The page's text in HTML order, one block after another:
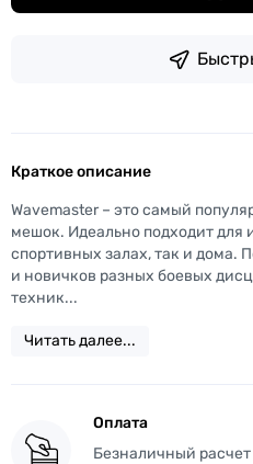
Краткое описание
Wavemaster – это самый
мешок. Идеально подходит для
спортивных залах, так и дома.
и новичков разных боевых
техник...
Читать далее...
Оплата
Безналичный